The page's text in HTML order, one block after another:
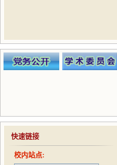
快速链接
校内站点: